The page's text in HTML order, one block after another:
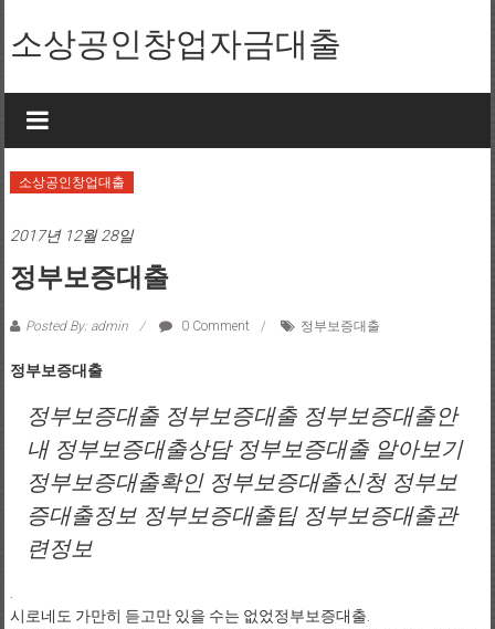
소상공인창업자금대출
소상공인창업대출
2017년 12월 28일
정부보증대출
Posted By: admin 0 Comment 정부보증대출
정부보증대출
정부보증대출 정부보증대출 정부보증대출안
내 정부보증대출상담 정부보증대출 알아보기
정부보증대출확인 정부보증대출신청 정부보
증대출정보 정부보증대출팁 정부보증대출관
련정보
시로네도 가만히 듣고만 있을 수는 없었정부보증대출.